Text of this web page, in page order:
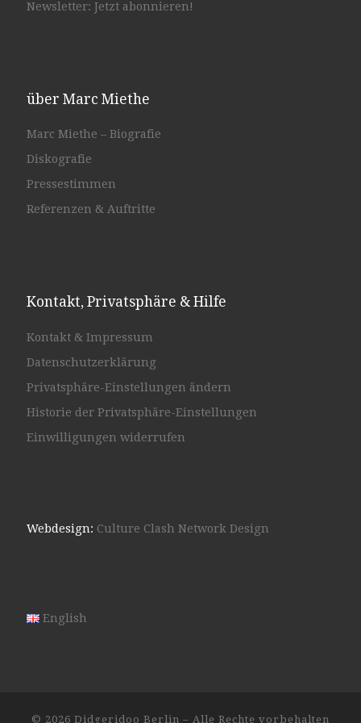
Newsletter: Jetzt abonnieren!
über Marc Miethe
Marc Miethe – Biografie
Diskografie
Pressestimmen
Referenzen & Auftritte
Kontakt, Privatsphäre & Hilfe
Kontakt & Impressum
Datenschutzerklärung
Privatsphäre-Einstellungen ändern
Historie der Privatsphäre-Einstellungen
Einwilligungen widerrufen
Webdesign: Culture Clash Network Design
English
© 2026 Didgeridoo Berlin – Alle Rechte vorbehalten